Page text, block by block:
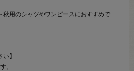
秋用のシャツやワンピースにおすすめで
】
。